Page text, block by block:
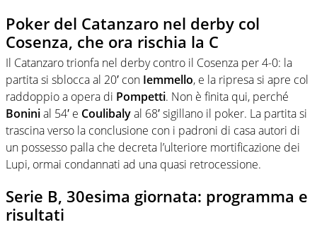
Poker del Catanzaro nel derby col
Cosenza, che ora rischia la C
Il Catanzaro trionfa nel derby contro il Cosenza per 4-0: la
partita si sblocca al 20′ con Iemmello, e la ripresa si apre col
raddoppio a opera di Pompetti. Non è finita qui, perché
Boninial 54′ e Coulibalyal 68′ sigillano il poker. La partita si
trascina verso la conclusione con i padroni di casa autori di
un possesso palla che decreta l’ulteriore mortificazione dei
Lupi, ormai condannati ad una quasi retrocessione.
Serie B, 30esima giornata: programma e
risultati